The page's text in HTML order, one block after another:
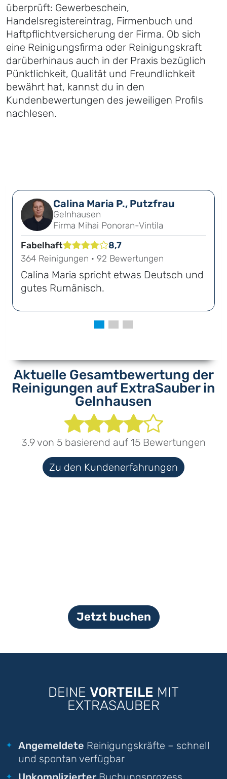
überprüft: Gewerbeschein,
Handelsregistereintrag, Firmenbuch und
Haftpflichtversicherung der Firma. Ob sich
eine Reinigungsfirma oder Reinigungskraft
darüberhinaus auch in der Praxis bezüglich
Pünktlichkeit, Qualität und Freundlichkeit
bewährt hat, kannst du in den
Kundenbewertungen des jeweiligen Profils
nachlesen.
Calina Maria P., Putzfrau
Gelnhausen
Firma Mihai Ponoran-Vintila
Fabelhaft
8,7
364 Reinigungen · 92 Bewertungen
Calina Maria spricht etwas Deutsch und
gutes Rumänisch.
Aktuelle Gesamtbewertung der
Reinigungen auf ExtraSauber in
Gelnhausen
3.9 von 5 basierend auf 15 Bewertungen
Zu den Kundenerfahrungen
Jetzt buchen
DEINE VORTEILE MIT
EXTRASAUBER
Angemeldete Reinigungskräfte – schnell
und spontan verfügbar